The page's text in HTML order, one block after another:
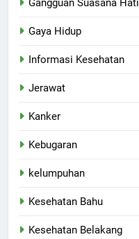
Gangguan Suasana Hati
Gaya Hidup
Informasi Kesehatan
Jerawat
Kanker
Kebugaran
kelumpuhan
Kesehatan Bahu
Kesehatan Belakang